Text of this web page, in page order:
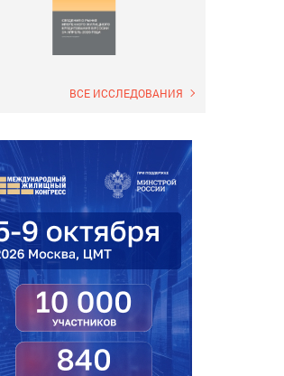
ВСЕ ИССЛЕДОВАНИЯ